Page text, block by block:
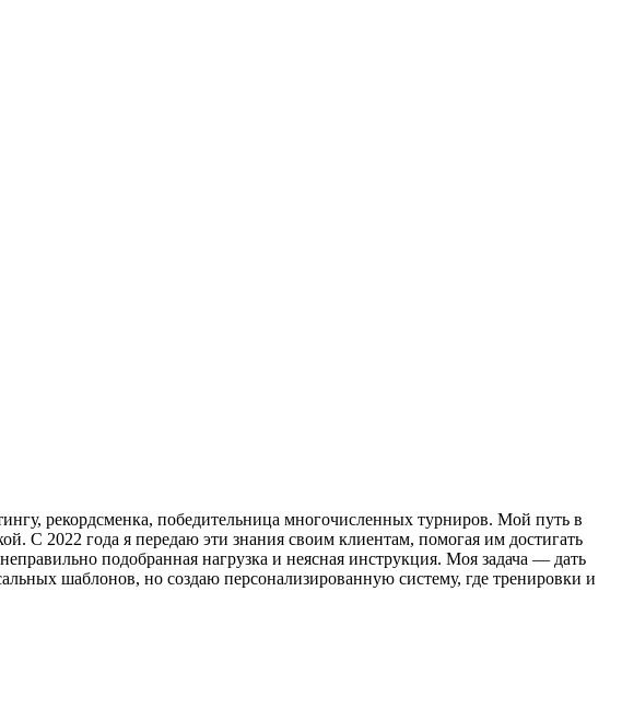
рекордсменка, победительница многочисленных турниров. Мой путь в
С 2022 года я передаю эти знания своим клиентам, помогая им достигать
подобранная нагрузка и неясная инструкция. Моя задача — дать
шаблонов, но создаю персонализированную систему, где тренировки и